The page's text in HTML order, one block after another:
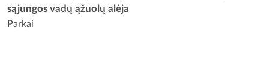
sąjungos vadų ąžuolų alėja
Parkai